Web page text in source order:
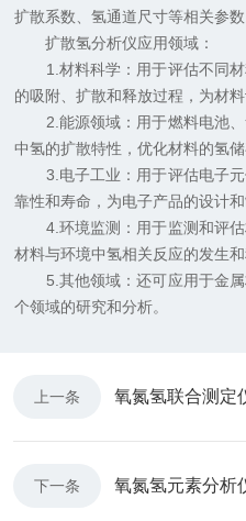
扩散系数、氢通道尺寸等相关参数
扩散氢分析仪应用领域：
1.材料科学：用于评估不同材
的吸附、扩散和释放过程，为材
2.能源领域：用于燃料电池、
中氢的扩散特性，优化材料的氢储
3.电子工业：用于评估电子元
靠性和寿命，为电子产品的设计和
4.环境监测：用于监测和评估
材料与环境中氢相关反应的发生和
5.其他领域：还可应用于金属
个领域的研究和分析。
上一条 氧氮氢联合测定
下一条 氧氮氢元素分析